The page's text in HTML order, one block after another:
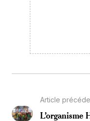
Article
L’organisme